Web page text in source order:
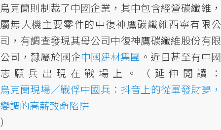
烏克蘭則制裁了中國企業，其中包含經營碳纖維，
屬無人機主要零件的中復神鷹碳纖維西寧有限公
司，有調查發現其母公司中復神鷹碳纖維股份有限
公司，隸屬於國企中國建材集團 。近日甚至有中國
志願兵出現在戰場上。（延伸閱讀：
烏克蘭現場／戰俘中國兵：抖音上的從軍發財夢，
變調的高薪致命陷阱
）